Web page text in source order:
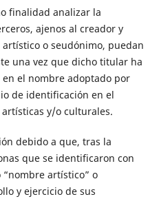
finalidad analizar la
ajenos al creador y
o seudónimo, puedan
una vez que dicho titular ha
el nombre adoptado por
de identificación en el
y/o culturales.
debido a que, tras la
que se identificaron con
“nombre artístico” o
y ejercicio de sus